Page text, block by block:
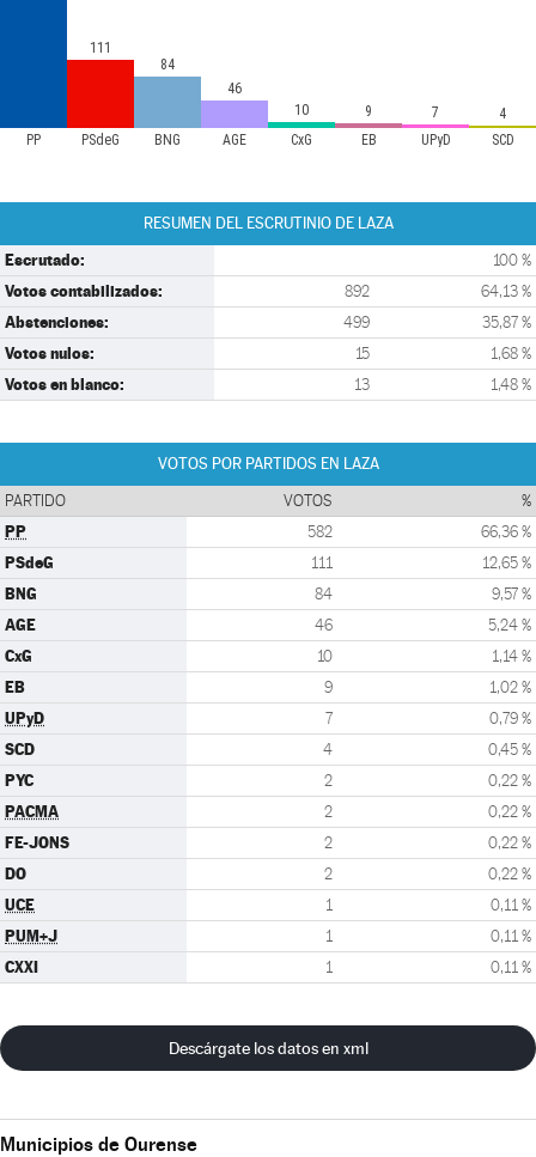
PP PSdeG BNG AGE CxG EB UPyD SCD
111
84
46
10
9 7 4
RESUMEN DEL ESCRUTINIO DE LAZA
Escrutado: 100 %
Votos contabilizados: 892 64,13 %
Abstenciones: 499 35,87 %
Votos nulos: 15 1,68 %
Votos en blanco: 13 1,48 %
VOTOS POR PARTIDOS EN LAZA
PARTIDO VOTOS %
PP 582 66,36 %
PSdeG 111 12,65 %
BNG 84 9,57 %
AGE 46 5,24 %
CxG 10 1,14 %
EB 9 1,02 %
UPyD 7 0,79 %
SCD 4 0,45 %
PYC 2 0,22 %
PACMA 2 0,22 %
FE-JONS 2 0,22 %
DO 2 0,22 %
UCE 1 0,11 %
PUM+J 1 0,11 %
CXXI 1 0,11 %
Descárgate los datos en xml
Municipios de Ourense